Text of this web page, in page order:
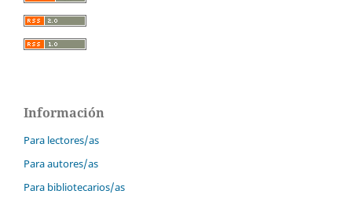
Información
Para lectores/as
Para autores/as
Para bibliotecarios/as